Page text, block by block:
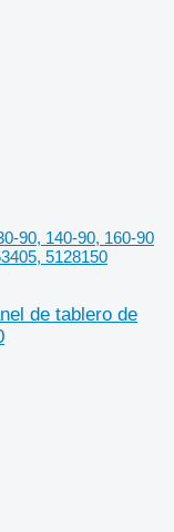
90, 140-90, 160-90
5128150
de tablero de